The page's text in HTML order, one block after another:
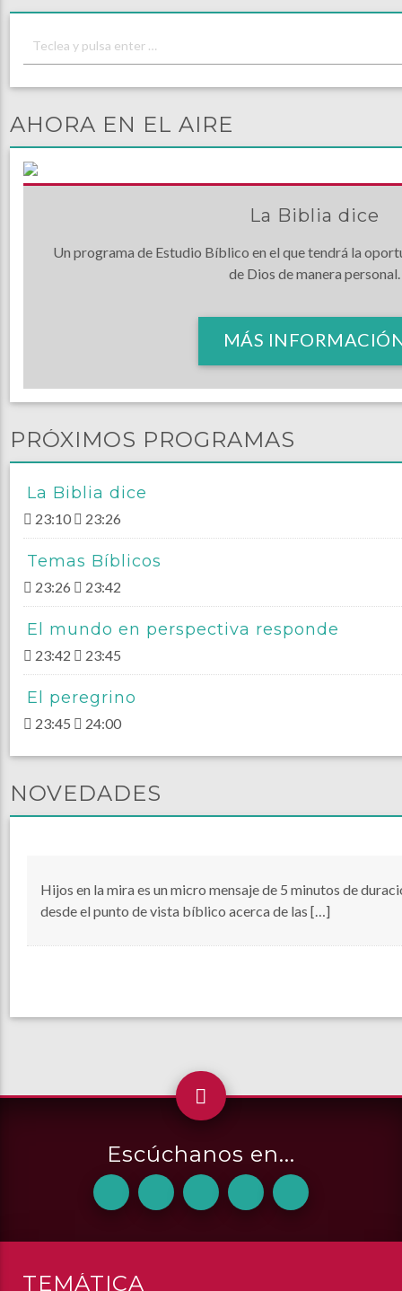
AHORA EN EL AIRE
La Biblia dice
Un programa de Estudio Bíblico en el que tendrá la
de Dios de manera personal.
MÁS
PRÓXIMOS PROGRAMAS
La Biblia dice
23:10 23:26
Temas Bíblicos
23:26 23:42
El mundo en perspectiva responde
23:42 23:45
El peregrino
23:45 24:00
NOVEDADES
Hijos en la mira es un micro mensaje de 5 minutos de
desde el punto de vista bíblico acerca de las […]
Escúchanos en...
TEMÁTICA